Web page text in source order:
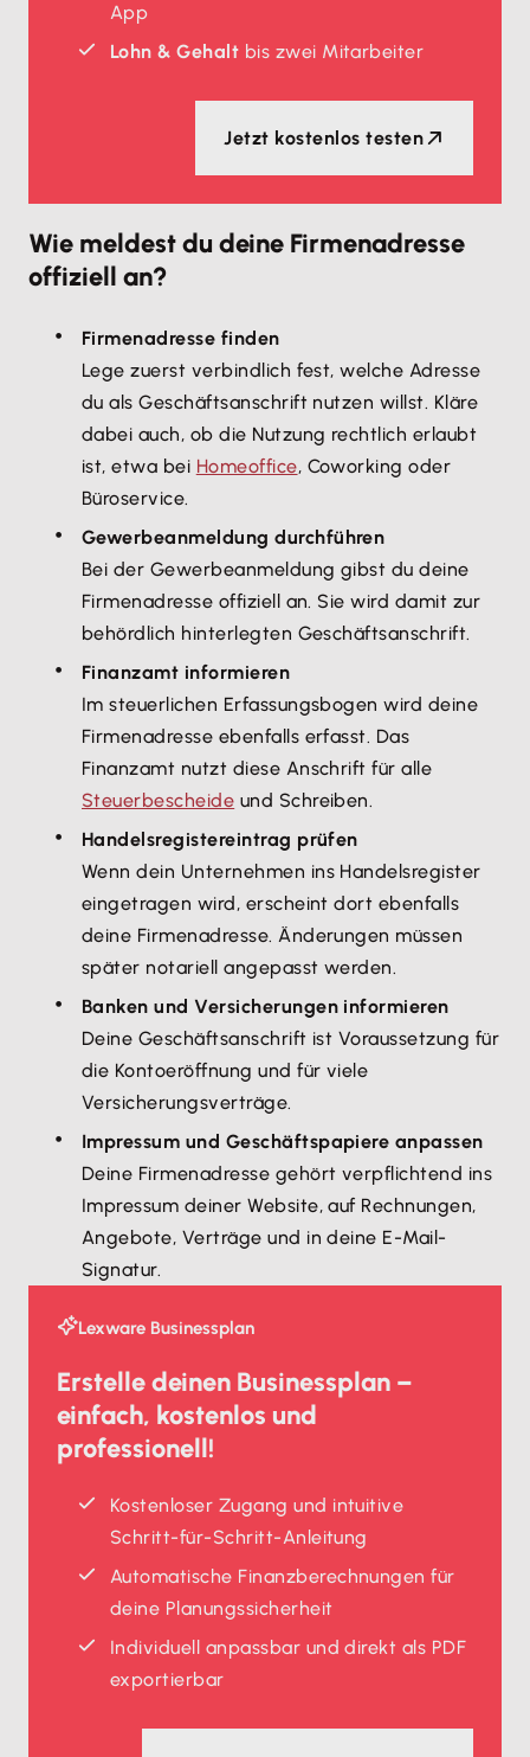
App
Lohn & Gehalt bis zwei Mitarbeiter
Jetzt kostenlos testen
Wie meldest du deine Firmenadresse
offiziell an?
Firmenadresse finden
Lege zuerst verbindlich fest, welche Adresse
du als Geschäftsanschrift nutzen willst. Kläre
dabei auch, ob die Nutzung rechtlich erlaubt
ist, etwa bei Homeoffice, Coworking oder
Büroservice.
Gewerbeanmeldung durchführen
Bei der Gewerbeanmeldung gibst du deine
Firmenadresse offiziell an. Sie wird damit zur
behördlich hinterlegten Geschäftsanschrift.
Finanzamt informieren
Im steuerlichen Erfassungsbogen wird deine
Firmenadresse ebenfalls erfasst. Das
Finanzamt nutzt diese Anschrift für alle
Steuerbescheide und Schreiben.
Handelsregistereintrag prüfen
Wenn dein Unternehmen ins Handelsregister
eingetragen wird, erscheint dort ebenfalls
deine Firmenadresse. Änderungen müssen
später notariell angepasst werden.
Banken und Versicherungen informieren
Deine Geschäftsanschrift ist Voraussetzung für
die Kontoeröffnung und für viele
Versicherungsverträge.
Impressum und Geschäftspapiere anpassen
Deine Firmenadresse gehört verpflichtend ins
Impressum deiner Website, auf Rechnungen,
Angebote, Verträge und in deine E-Mail-
Signatur.
Lexware Businessplan
Erstelle deinen Businessplan –
einfach, kostenlos und
professionell!
Kostenloser Zugang und intuitive
Schritt-für-Schritt-Anleitung
Automatische Finanzberechnungen für
deine Planungssicherheit
Individuell anpassbar und direkt als PDF
exportierbar